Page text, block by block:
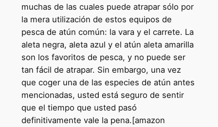
muchas de las cuales puede atrapar sólo por
la mera utilización de estos equipos de
pesca de atún común: la vara y el carrete. La
aleta negra, aleta azul y el atún aleta amarilla
son los favoritos de pesca, y no puede ser
tan fácil de atrapar. Sin embargo, una vez
que coger una de las especies de atún antes
mencionadas, usted está seguro de sentir
que el tiempo que usted pasó
definitivamente vale la pena.[amazon